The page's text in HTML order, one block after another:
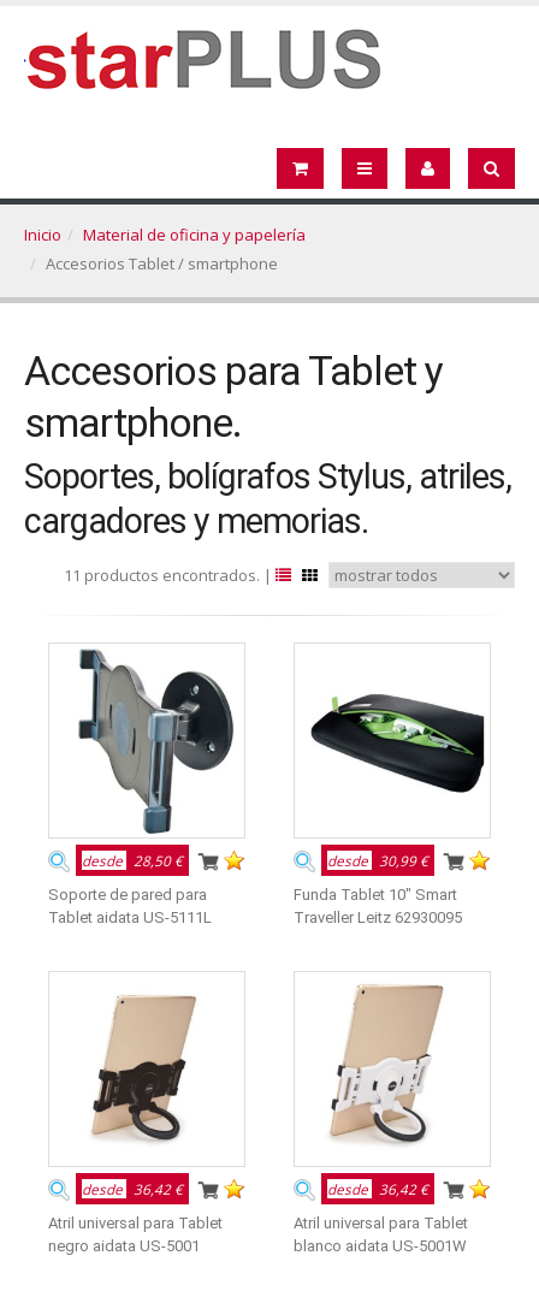
Inicio
Material de oficina y papelería
Accesorios Tablet / smartphone
Accesorios para Tablet y
smartphone.
Soportes, bolígrafos Stylus, atriles,
cargadores y memorias.
11 productos encontrados. |
desde 28,50 €
Soporte de pared para
Tablet aidata US-5111L
desde 30,99 €
Funda Tablet 10" Smart
Traveller Leitz 62930095
desde 36,42 €
Atril universal para Tablet
negro aidata US-5001
desde 36,42 €
Atril universal para Tablet
blanco aidata US-5001W